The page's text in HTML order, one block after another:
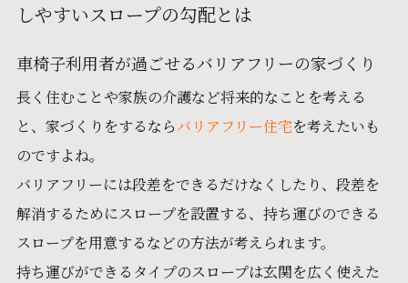
しやすいスロープの勾配とは
車椅子利用者が過ごせるバリアフリーの家づくり
長く住むことや家族の介護など将来的なことを考える
と、家づくりをするならバリアフリー住宅を考えたいも
のですよね。
バリアフリーには段差をできるだけなくしたり、段差を
解消するためにスロープを設置する、持ち運びのできる
スロープを用意するなどの方法が考えられます。
持ち運びができるタイプのスロープは玄関を広く使えた